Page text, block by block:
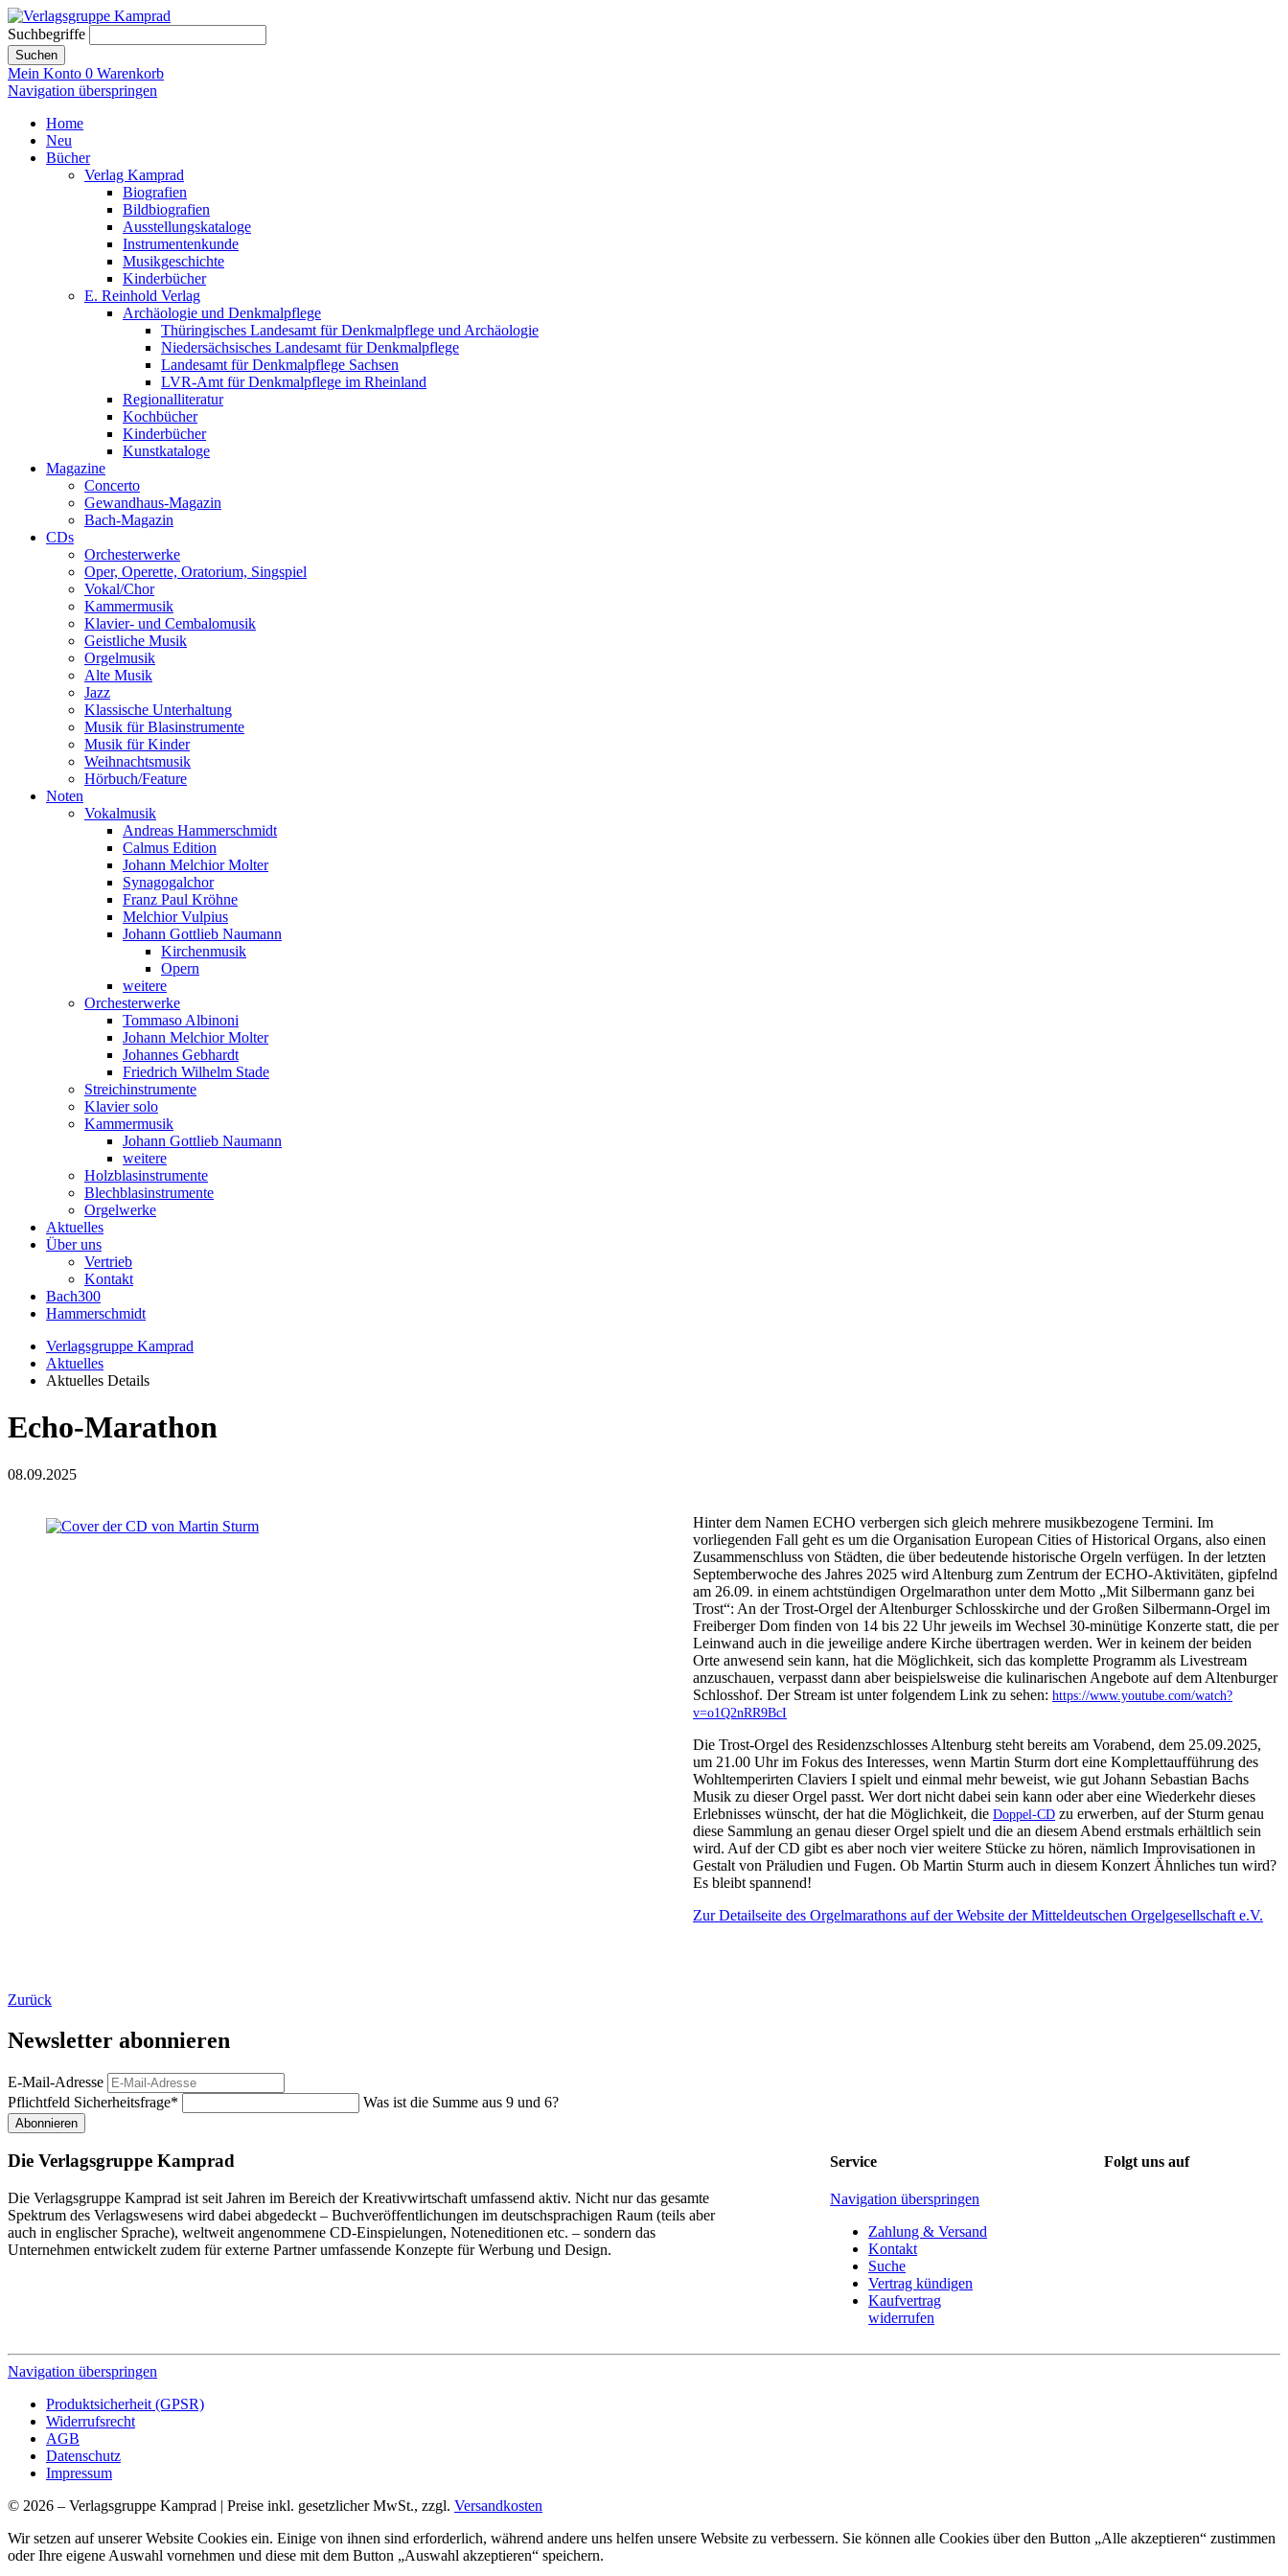
Suchbegriffe
Suchen
Mein Konto 0 Warenkorb
Navigation überspringen
Home
Neu
Bücher
Verlag Kamprad
Biografien
Bildbiografien
Ausstellungskataloge
Instrumentenkunde
Musikgeschichte
Kinderbücher
E. Reinhold Verlag
Archäologie und Denkmalpflege
Thüringisches Landesamt für Denkmalpflege und Archäologie
Niedersächsisches Landesamt für Denkmalpflege
Landesamt für Denkmalpflege Sachsen
LVR-Amt für Denkmalpflege im Rheinland
Regionalliteratur
Kochbücher
Kinderbücher
Kunstkataloge
Magazine
Concerto
Gewandhaus-Magazin
Bach-Magazin
CDs
Orchesterwerke
Oper, Operette, Oratorium, Singspiel
Vokal/Chor
Kammermusik
Klavier- und Cembalomusik
Geistliche Musik
Orgelmusik
Alte Musik
Jazz
Klassische Unterhaltung
Musik für Blasinstrumente
Musik für Kinder
Weihnachtsmusik
Hörbuch/Feature
Noten
Vokalmusik
Andreas Hammerschmidt
Calmus Edition
Johann Melchior Molter
Synagogalchor
Franz Paul Kröhne
Melchior Vulpius
Johann Gottlieb Naumann
Kirchenmusik
Opern
weitere
Orchesterwerke
Tommaso Albinoni
Johann Melchior Molter
Johannes Gebhardt
Friedrich Wilhelm Stade
Streichinstrumente
Klavier solo
Kammermusik
Johann Gottlieb Naumann
weitere
Holzblasinstrumente
Blechblasinstrumente
Orgelwerke
Aktuelles
Über uns
Vertrieb
Kontakt
Bach300
Hammerschmidt
Verlagsgruppe Kamprad
Aktuelles
Aktuelles Details
Echo-Marathon
08.09.2025
Hinter dem Namen ECHO verbergen sich gleich mehrere musikbezogene Termini. Im
vorliegenden Fall geht es um die Organisation European Cities of Historical Organs, also einen
Zusammenschluss von Städten, die über bedeutende historische Orgeln verfügen. In der letzten
Septemberwoche des Jahres 2025 wird Altenburg zum Zentrum der ECHO-Aktivitäten, gipfelnd
am 26.09. in einem achtstündigen Orgelmarathon unter dem Motto „Mit Silbermann ganz bei
Trost“: An der Trost-Orgel der Altenburger Schlosskirche und der Großen Silbermann-Orgel im
Freiberger Dom finden von 14 bis 22 Uhr jeweils im Wechsel 30-minütige Konzerte statt, die per
Leinwand auch in die jeweilige andere Kirche übertragen werden. Wer in keinem der beiden
Orte anwesend sein kann, hat die Möglichkeit, sich das komplette Programm als Livestream
anzuschauen, verpasst dann aber beispielsweise die kulinarischen Angebote auf dem Altenburger
Schlosshof. Der Stream ist unter folgendem Link zu sehen:https://www.youtube.com/watch?
v=o1Q2nRR9BcI
Die Trost-Orgel des Residenzschlosses Altenburg steht bereits am Vorabend, dem 25.09.2025,
um 21.00 Uhr im Fokus des Interesses, wenn Martin Sturm dort eine Komplettaufführung des
Wohltemperirten Claviers I spielt und einmal mehr beweist, wie gut Johann Sebastian Bachs
Musik zu dieser Orgel passt. Wer dort nicht dabei sein kann oder aber eine Wiederkehr dieses
Erlebnisses wünscht, der hat die Möglichkeit, dieDoppel-CD zu erwerben, auf der Sturm genau
diese Sammlung an genau dieser Orgel spielt und die an diesem Abend erstmals erhältlich sein
wird. Auf der CD gibt es aber noch vier weitere Stücke zu hören, nämlich Improvisationen in
Gestalt von Präludien und Fugen. Ob Martin Sturm auch in diesem Konzert Ähnliches tun wird?
Es bleibt spannend!
Zur Detailseite des Orgelmarathons auf der Website der Mitteldeutschen Orgelgesellschaft e.V.
Zurück
Newsletter abonnieren
E-Mail-Adresse
Pflichtfeld Sicherheitsfrage* Was ist die Summe aus 9 und 6?
Abonnieren
Die Verlagsgruppe Kamprad
Die Verlagsgruppe Kamprad ist seit Jahren im Bereich der Kreativwirtschaft umfassend aktiv. Nicht nur das gesamte
Spektrum des Verlagswesens wird dabei abgedeckt – Buchveröffentlichungen im deutschsprachigen Raum (teils aber
auch in englischer Sprache), weltweit angenommene CD-Einspielungen, Noteneditionen etc. – sondern das
Unternehmen entwickelt zudem für externe Partner umfassende Konzepte für Werbung und Design.
Service
Navigation überspringen
Zahlung & Versand
Kontakt
Suche
Vertrag kündigen
Kaufvertrag
widerrufen
Folgt uns auf
Navigation überspringen
Produktsicherheit (GPSR)
Widerrufsrecht
AGB
Datenschutz
Impressum
© 2026 – Verlagsgruppe Kamprad | Preise inkl. gesetzlicher MwSt., zzgl. Versandkosten
Wir setzen auf unserer Website Cookies ein. Einige von ihnen sind erforderlich, während andere uns helfen unsere Website zu verbessern. Sie können alle Cookies über den Button „Alle akzeptieren“ zustimmen
oder Ihre eigene Auswahl vornehmen und diese mit dem Button „Auswahl akzeptieren“ speichern.